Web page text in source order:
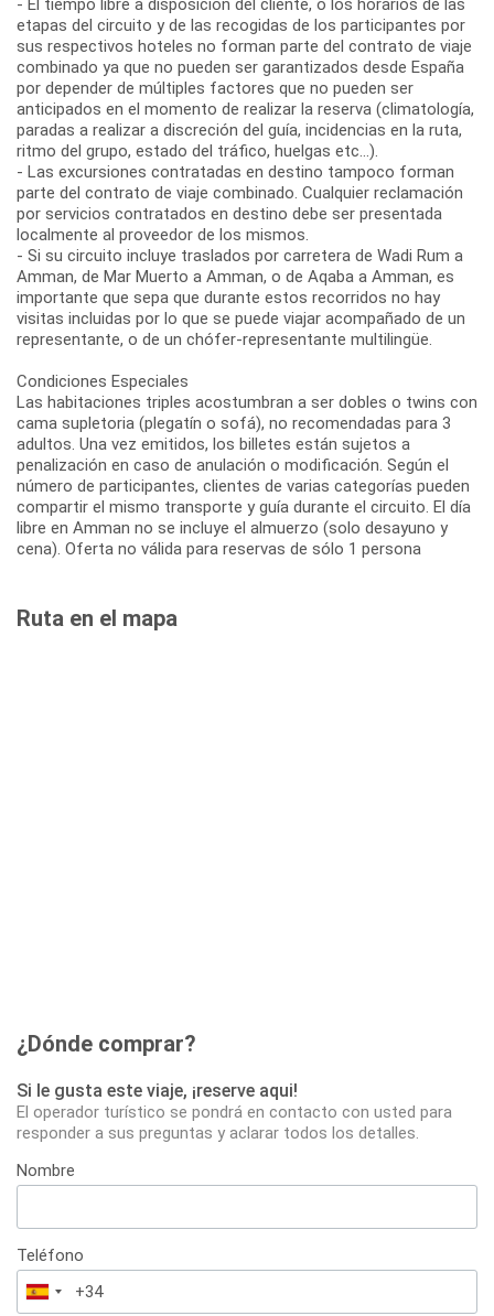
etapas del circuito y de las recogidas de los participantes por
sus respectivos hoteles no forman parte del contrato de viaje
combinado ya que no pueden ser garantizados desde España
por depender de múltiples factores que no pueden ser
anticipados en el momento de realizar la reserva (climatología,
paradas a realizar a discreción del guía, incidencias en la ruta,
ritmo del grupo, estado del tráfico, huelgas etc...).
- Las excursiones contratadas en destino tampoco forman
parte del contrato de viaje combinado. Cualquier reclamación
por servicios contratados en destino debe ser presentada
localmente al proveedor de los mismos.
- Si su circuito incluye traslados por carretera de Wadi Rum a
Amman, de Mar Muerto a Amman, o de Aqaba a Amman, es
importante que sepa que durante estos recorridos no hay
visitas incluidas por lo que se puede viajar acompañado de un
representante, o de un chófer-representante multilingüe.
Condiciones Especiales
Las habitaciones triples acostumbran a ser dobles o twins con
cama supletoria (plegatín o sofá), no recomendadas para 3
adultos. Una vez emitidos, los billetes están sujetos a
penalización en caso de anulación o modificación. Según el
número de participantes, clientes de varias categorías pueden
compartir el mismo transporte y guía durante el circuito. El día
libre en Amman no se incluye el almuerzo (solo desayuno y
cena). Oferta no válida para reservas de sólo 1 persona
Ruta en el mapa
¿Dónde comprar?
Si le gusta este viaje, ¡reserve aqui!
El operador turístico se pondrá en contacto con usted para
responder a sus preguntas y aclarar todos los detalles.
Nombre
Teléfono
España